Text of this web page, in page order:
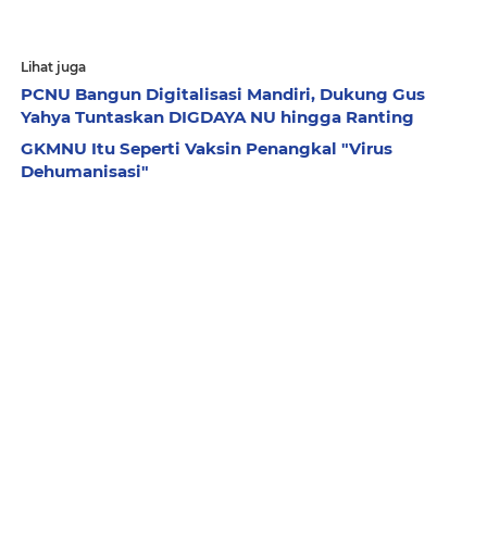
Lihat juga
PCNU Bangun Digitalisasi Mandiri, Dukung Gus
Yahya Tuntaskan DIGDAYA NU hingga Ranting
GKMNU Itu Seperti Vaksin Penangkal "Virus
Dehumanisasi"